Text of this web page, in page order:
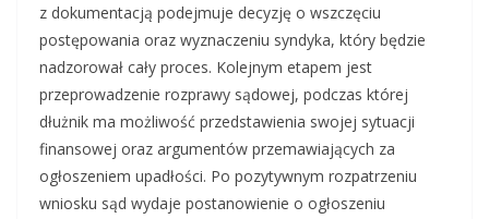
z dokumentacją podejmuje decyzję o wszczęciu
postępowania oraz wyznaczeniu syndyka, który będzie
nadzorował cały proces. Kolejnym etapem jest
przeprowadzenie rozprawy sądowej, podczas której
dłużnik ma możliwość przedstawienia swojej sytuacji
finansowej oraz argumentów przemawiających za
ogłoszeniem upadłości. Po pozytywnym rozpatrzeniu
wniosku sąd wydaje postanowienie o ogłoszeniu